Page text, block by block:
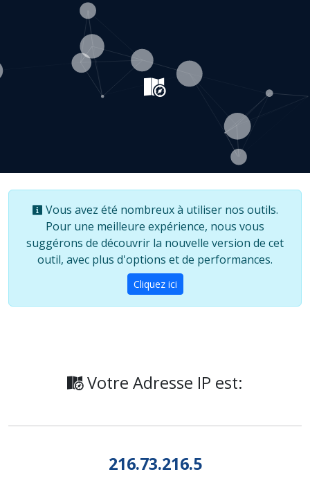
Vous avez été nombreux à utiliser nos outils.
Pour une meilleure expérience, nous vous
suggérons de découvrir la nouvelle version de cet
outil, avec plus d'options et de performances.
Cliquez ici
Votre Adresse IP est:
216.73.216.5